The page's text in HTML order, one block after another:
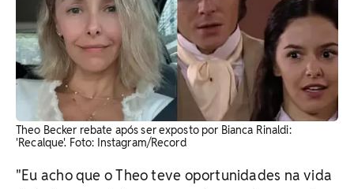
Theo Becker rebate após ser exposto por Bianca Rinaldi:
'Recalque'. Foto: Instagram/Record
"Eu acho que o Theo teve oportunidades na vida